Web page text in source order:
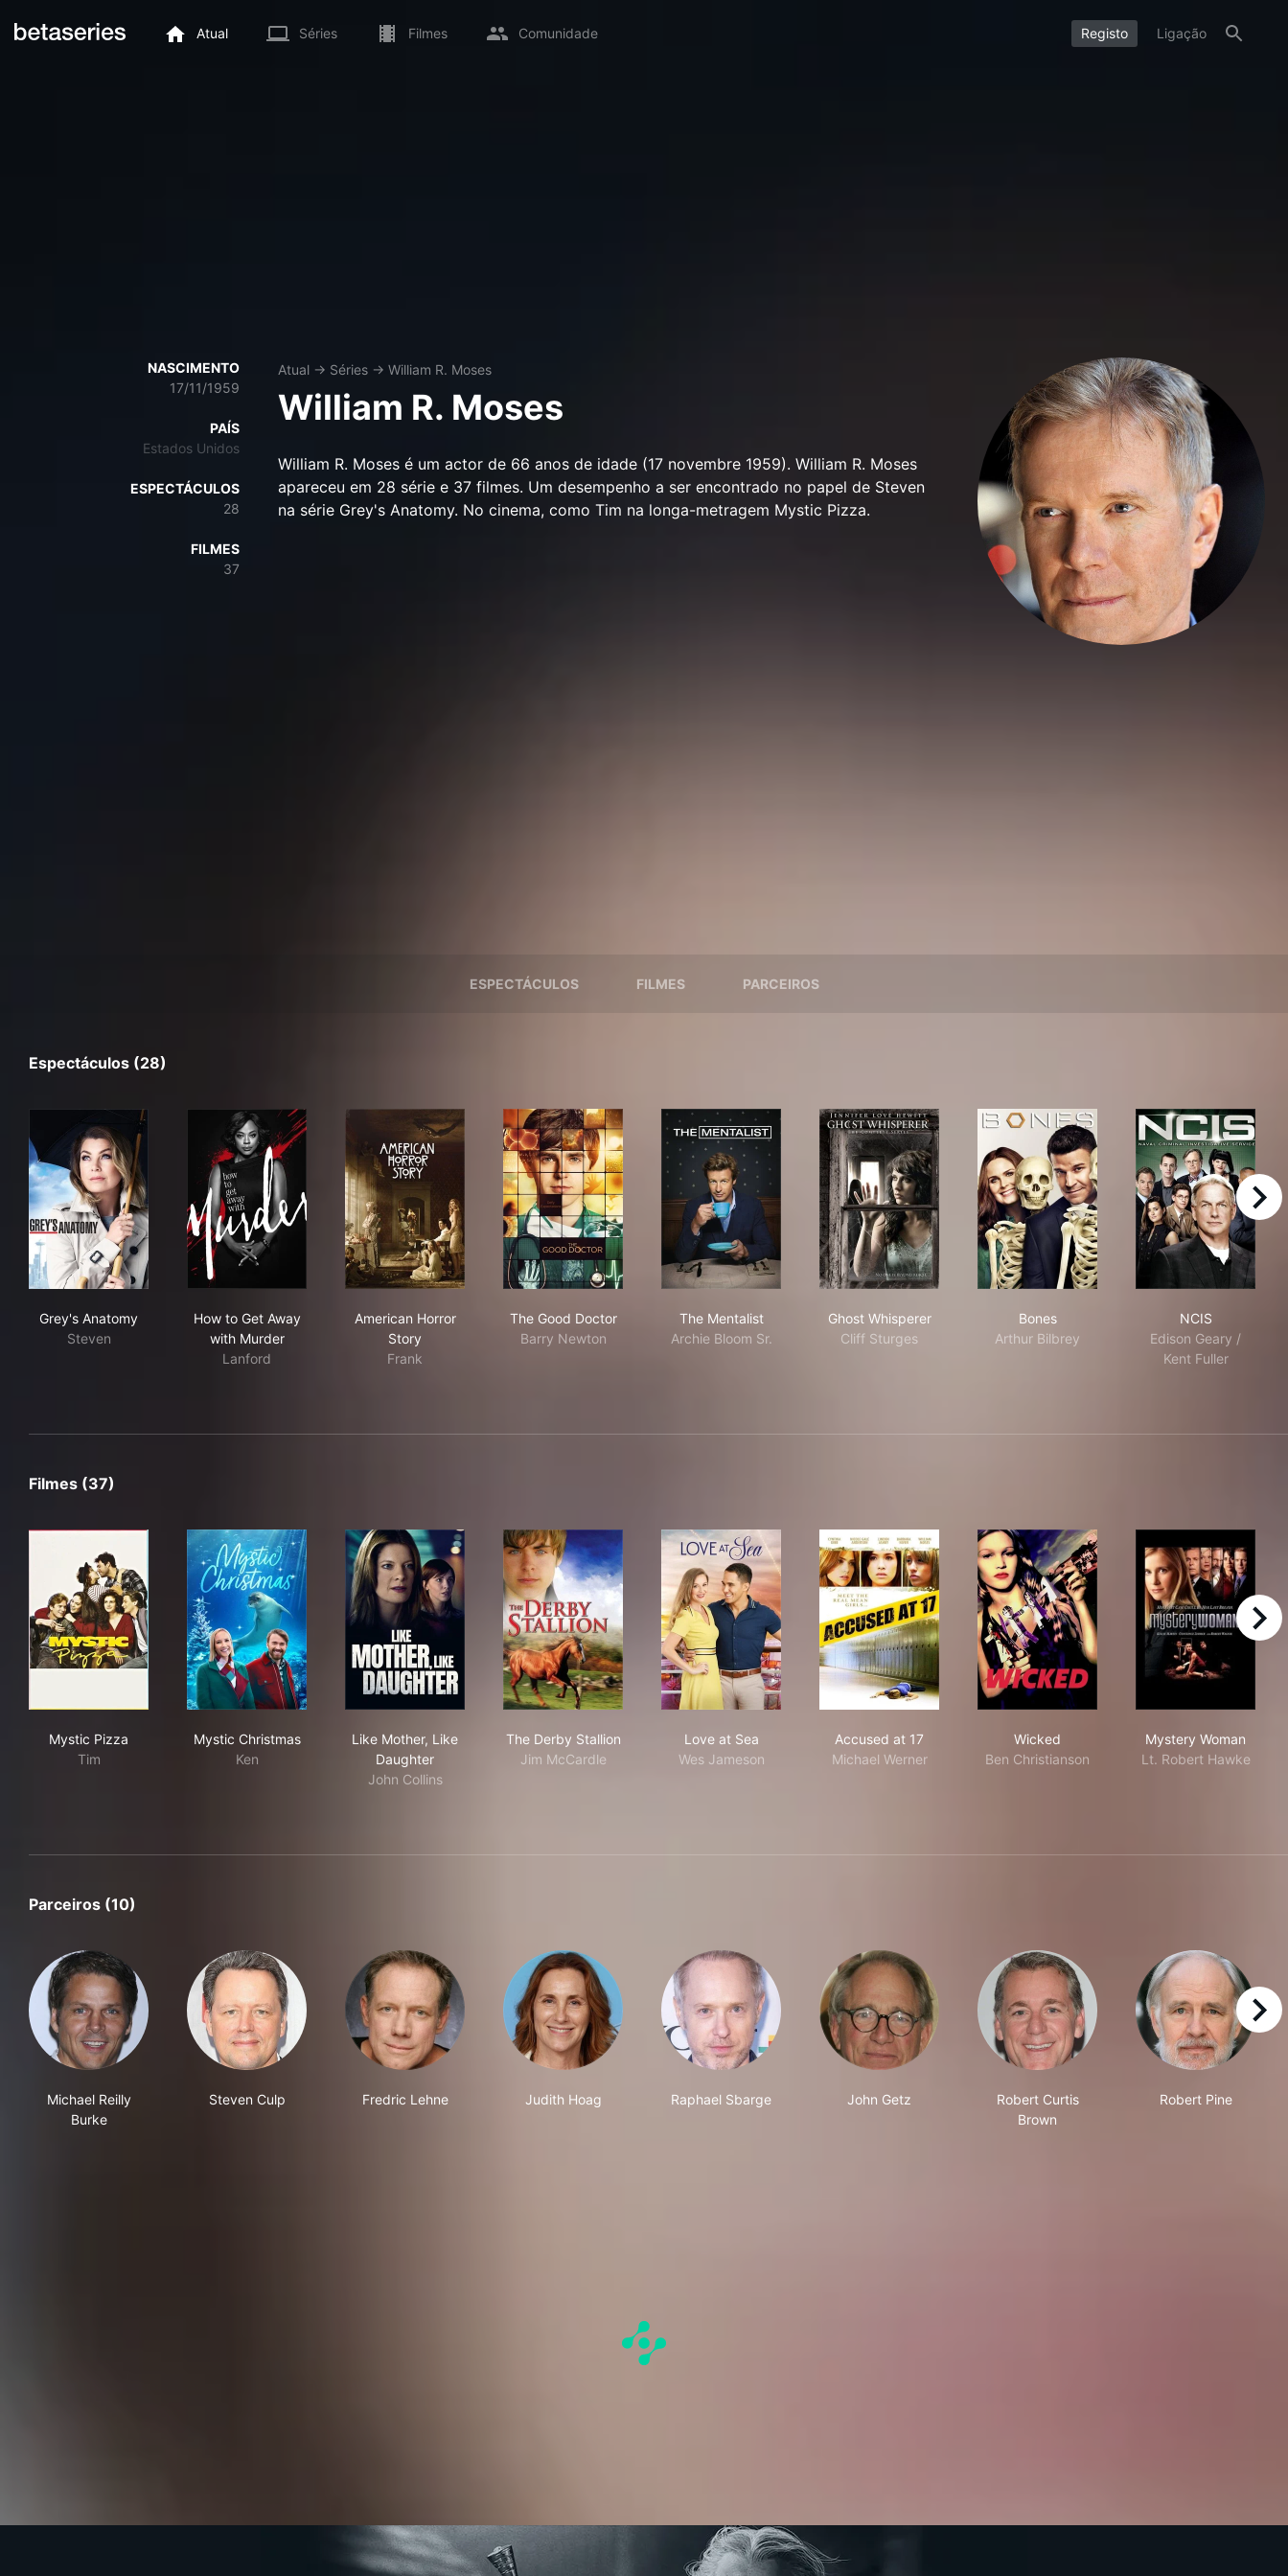
Atual Séries Filmes Comunidade Registo Ligação
NASCIMENTO
17/11/1959
PAÍS
Estados Unidos
ESPECTÁCULOS
28
FILMES
37
Atual → Séries → William R. Moses
William R. Moses
William R. Moses é um actor de 66 anos de idade (17 novembre 1959). William R. Moses
apareceu em 28 série e 37 filmes. Um desempenho a ser encontrado no papel de Steven
na série Grey's Anatomy. No cinema, como Tim na longa-metragem Mystic Pizza.
ESPECTÁCULOS FILMES PARCEIROS
Espectáculos (28)
Grey's Anatomy
Steven
How to Get Away
with Murder
Lanford
American Horror
Story
Frank
The Good Doctor
Barry Newton
The Mentalist
Archie Bloom Sr.
Ghost Whisperer
Cliff Sturges
Bones
Arthur Bilbrey
NCIS
Edison Geary /
Kent Fuller
right
Filmes (37)
Mystic Pizza
Tim
Mystic Christmas
Ken
Like Mother, Like
Daughter
John Collins
The Derby Stallion
Jim McCardle
Love at Sea
Wes Jameson
Accused at 17
Michael Werner
Wicked
Ben Christianson
Mystery Woman
Lt. Robert Hawke
right
Parceiros (10)
Michael Reilly
Burke
Steven Culp Fredric Lehne Judith Hoag Raphael Sbarge John Getz
Robert Curtis
Brown
Robert Pine
right